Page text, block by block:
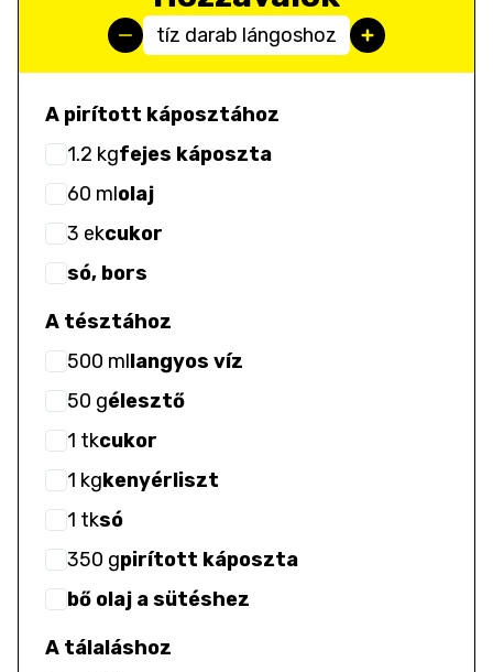
tíz darab lángoshoz
A pirított káposztához
1.2 kgfejes káposzta
60 mlolaj
3 ekcukor
só, bors
A tésztához
500 mllangyos víz
50 gélesztő
1 tkcukor
1 kgkenyérliszt
1 tksó
350 gpirított káposzta
bő olaj a sütéshez
A tálaláshoz